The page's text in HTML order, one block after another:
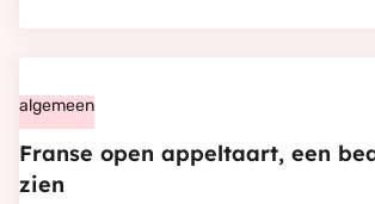
/
hollandse
meringue)
Franse
appeltaart,
algemeen
Franse open appeltaart, een
zien